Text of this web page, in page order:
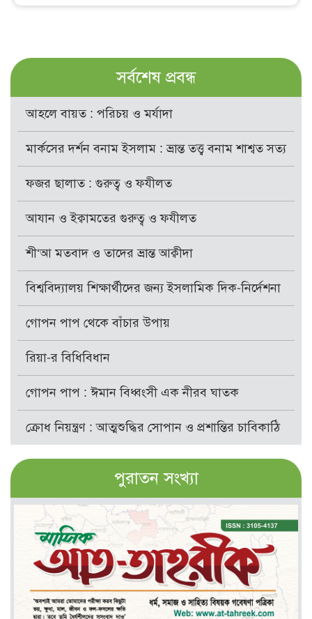
সর্বশেষ প্রবন্ধ
আহলে বায়ত : পরিচয় ও মর্যাদা
মার্কসের দর্শন বনাম ইসলাম : ভ্রান্ত তত্ত্ব বনাম শাশ্বত সত্য
ফজর ছালাত : গুরুত্ব ও ফযীলত
আযান ও ইক্বামতের গুরুত্ব ও ফযীলত
শী‘আ মতবাদ ও তাদের ভ্রান্ত আক্বীদা
বিশ্ববিদ্যালয় শিক্ষার্থীদের জন্য ইসলামিক দিক-নির্দেশনা
গোপন পাপ থেকে বাঁচার উপায়
রিয়া-র বিধিবিধান
গোপন পাপ : ঈমান বিধ্বংসী এক নীরব ঘাতক
ক্রোধ নিয়ন্ত্রণ : আত্মশুদ্ধির সোপান ও প্রশান্তির চাবিকাঠি
পুরাতন সংখ্যা